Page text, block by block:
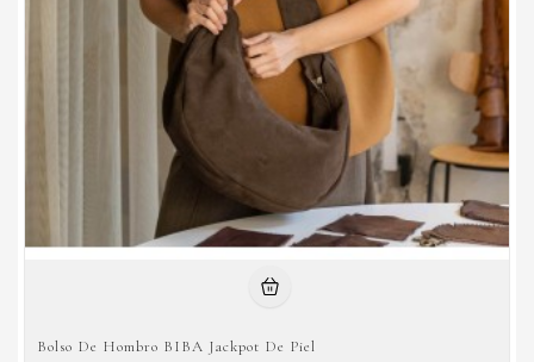
Bolso De Hombro BIBA Jackpot De Piel